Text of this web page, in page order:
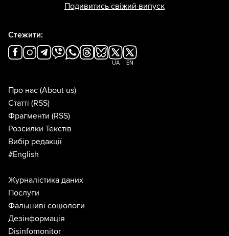
Подивитись свіжий випуск
Стежити:
UA EN
Про нас (About us)
Статті (RSS)
Фрагменти (RSS)
Розсилки Текстів
Вибір редакції
#English
Журналістика даних
Послуги
Фальшиві соціологи
Дезінформація
Disinfomonitor